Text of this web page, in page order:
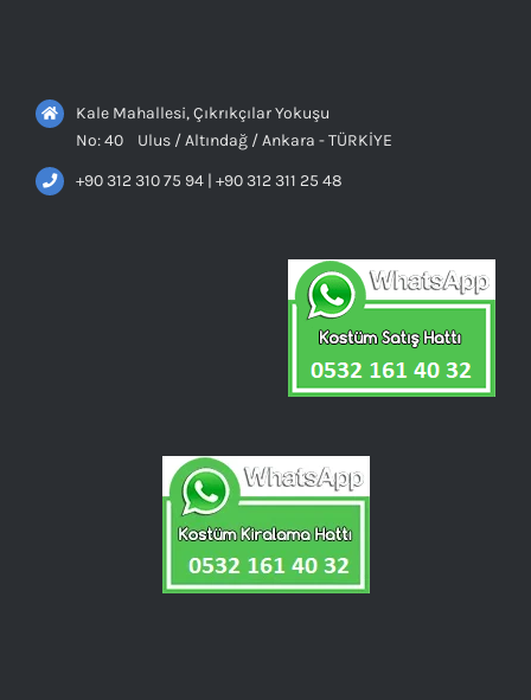
Kale Mahallesi, Çıkrıkçılar Yokuşu
No: 40 Ulus / Altındağ / Ankara - TÜRKİYE
+90 312 310 75 94 | +90 312 311 25 48